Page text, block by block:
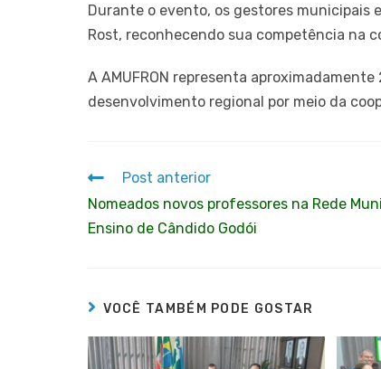
Durante o evento, os gestores municipais
Rost, reconhecendo sua competência na
A AMUFRON representa
desenvolvimento regional por meio da
Post anterior
Nomeados novos professores na Rede
Ensino de Cândido Godói
VOCÊ TAMBÉM PODE GOSTAR